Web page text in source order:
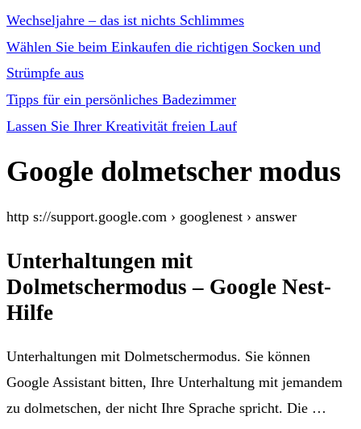
Wechseljahre – das ist nichts Schlimmes
Wählen Sie beim Einkaufen die richtigen Socken und
Strümpfe aus
Tipps für ein persönliches Badezimmer
Lassen Sie Ihrer Kreativität freien Lauf
Google dolmetscher modus
http s://support.google.com › googlenest › answer
Unterhaltungen mit
Dolmetschermodus – Google Nest-
Hilfe
Unterhaltungen mit Dolmetschermodus. Sie können
Google Assistant bitten, Ihre Unterhaltung mit jemandem
zu dolmetschen, der nicht Ihre Sprache spricht. Die …